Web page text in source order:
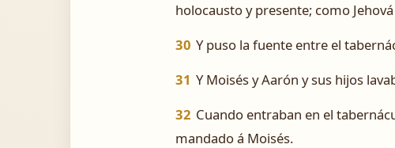
holocausto y presente; como
30 Y puso la fuente entre el
31 Y Moisés y Aarón y sus hijos
32 Cuando entraban en el
mandado á Moisés.